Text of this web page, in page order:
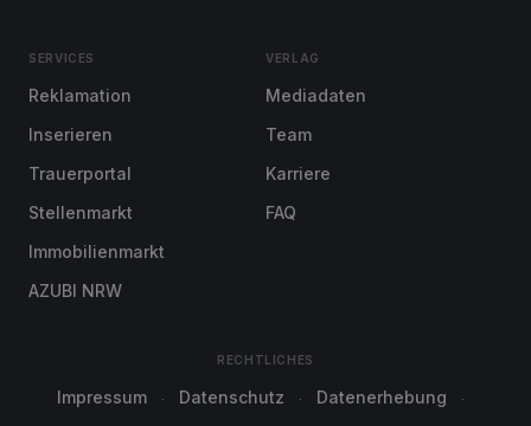
SERVICES
Reklamation
Inserieren
Trauerportal
Stellenmarkt
Immobilienmarkt
AZUBI NRW
VERLAG
Mediadaten
Team
Karriere
FAQ
RECHTLICHES
Impressum Datenschutz Datenerhebung